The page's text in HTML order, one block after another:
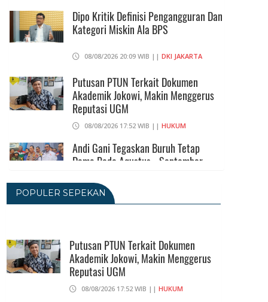
Dipo Kritik Definisi Pengangguran Dan
Kategori Miskin Ala BPS
08/08/2026 20:09 WIB || DKI JAKARTA
Putusan PTUN Terkait Dokumen
Akademik Jokowi, Makin Menggerus
Reputasi UGM
08/08/2026 17:52 WIB || HUKUM
Andi Gani Tegaskan Buruh Tetap
Demo Pada Agustus - September
07/08/2026 20:52 WIB ||
07/08/2026 19:06 WIB || HUKUM
Sidang Praperadilan Keempat Roy
Suryo Ditinda
POPULER SEPEKAN
Putusan PTUN Terkait Dokumen
Akademik Jokowi, Makin Menggerus
Reputasi UGM
08/08/2026 17:52 WIB || HUKUM